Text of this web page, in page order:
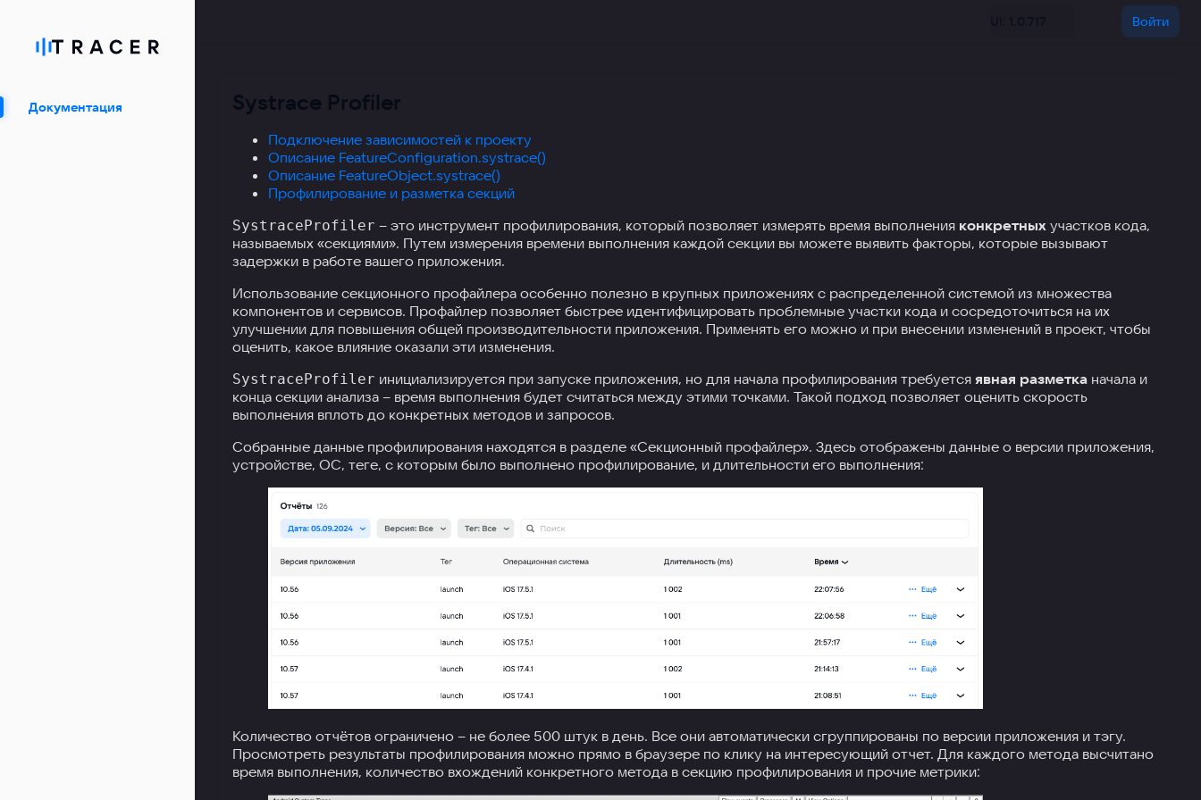
Документация
Войти
Systrace Profiler
Подключение зависимостей к проекту
Описание FeatureConfiguration.systrace()
Описание FeatureObject.systrace()
Профилирование и разметка секций
SystraceProfiler – это инструмент профилирования, который позволяет измерять время выполнения конкретных участков кода,
называемых «секциями». Путем измерения времени выполнения каждой секции вы можете выявить факторы, которые вызывают
задержки в работе вашего приложения.
Использование секционного профайлера особенно полезно в крупных приложениях с распределенной системой из множества
компонентов и сервисов. Профайлер позволяет быстрее идентифицировать проблемные участки кода и сосредоточиться на их
улучшении для повышения общей производительности приложения. Применять его можно и при внесении изменений в проект, чтобы
оценить, какое влияние оказали эти изменения.
SystraceProfiler инициализируется при запуске приложения, но для начала профилирования требуется явная разметка начала и
конца секции анализа – время выполнения будет считаться между этими точками. Такой подход позволяет оценить скорость
выполнения вплоть до конкретных методов и запросов.
Собранные данные профилирования находятся в разделе «Секционный профайлер». Здесь отображены данные о версии приложения,
устройстве, ОС, теге, с которым было выполнено профилирование, и длительности его выполнения:
Количество отчётов ограничено – не более 500 штук в день. Все они автоматически сгруппированы по версии приложения и тэгу.
Просмотреть результаты профилирования можно прямо в браузере по клику на интересующий отчет. Для каждого метода высчитано
время выполнения, количество вхождений конкретного метода в секцию профилирования и прочие метрики: